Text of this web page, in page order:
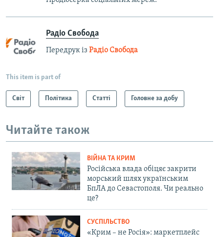
Радіо Свобода
Передрук із Радіо Свобода
This item is part of
Світ Політика Статті Головне за добу
Читайте також
ВІЙНА ТА КРИМ
Російська влада обіцяє закрити
морський шлях українським
БпЛА до Севастополя. Чи реально
це?
СУСПІЛЬСТВО
«Крим – не Росія»: маркетплейс